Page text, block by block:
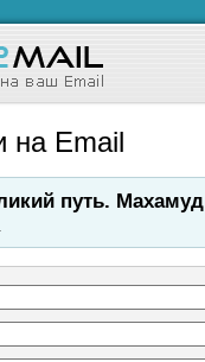
на Email
путь.